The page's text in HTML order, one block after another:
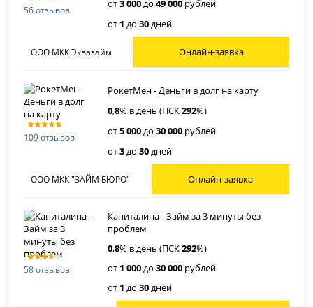
56 отзывов
от3 000до49 000 рублей
от 1 до30дней
ООО МКК Эквазайм Онлайн-заявка
109 отзывов
РокетМен - Деньги в долг на карту
0,8% в день (ПСК292%)
от5 000до30 000 рублей
от3до30дней
ООО МКК "ЗАЙМ БЮРО" Онлайн-заявка
58 отзывов
Капиталина - Займ за 3 минуты без
проблем
0,8% в день (ПСК292%)
от 1 000до30 000 рублей
от 1 до30дней